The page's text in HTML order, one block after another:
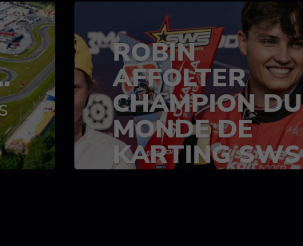
ROBIN
AFFOLTER
CHAMPION DU
MONDE DE
KARTING SWS